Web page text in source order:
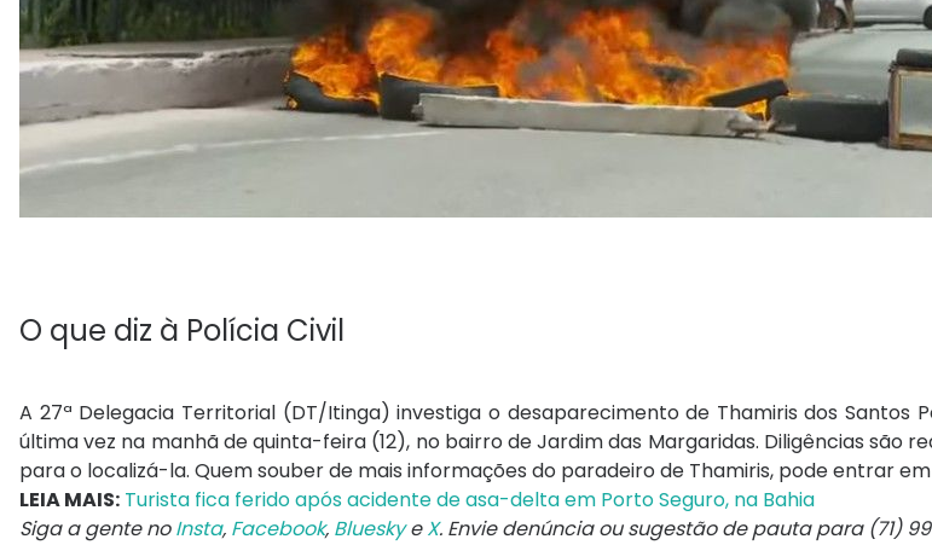
O que diz à Polícia Civil
A 27ª Delegacia Territorial (DT/Itinga) investiga o desaparecimento de Thamiris dos Santos
última vez na manhã de quinta-feira (12), no bairro de Jardim das Margaridas. Diligências são
para o localizá-la. Quem souber de mais informações do paradeiro de Thamiris, pode entrar
LEIA MAIS: Turista fica ferido após acidente de asa-delta em Porto Seguro, na Bahia
Siga a gente noInsta, Facebook, BlueskyeX. Envie denúncia ou sugestão de pauta para (71)